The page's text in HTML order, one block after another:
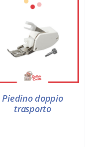
Piedino doppio
trasporto